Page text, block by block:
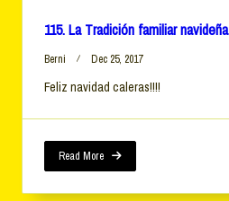
115. La Tradición familiar navideña
Berni Dec 25, 2017
Feliz navidad caleras!!!!
Read More